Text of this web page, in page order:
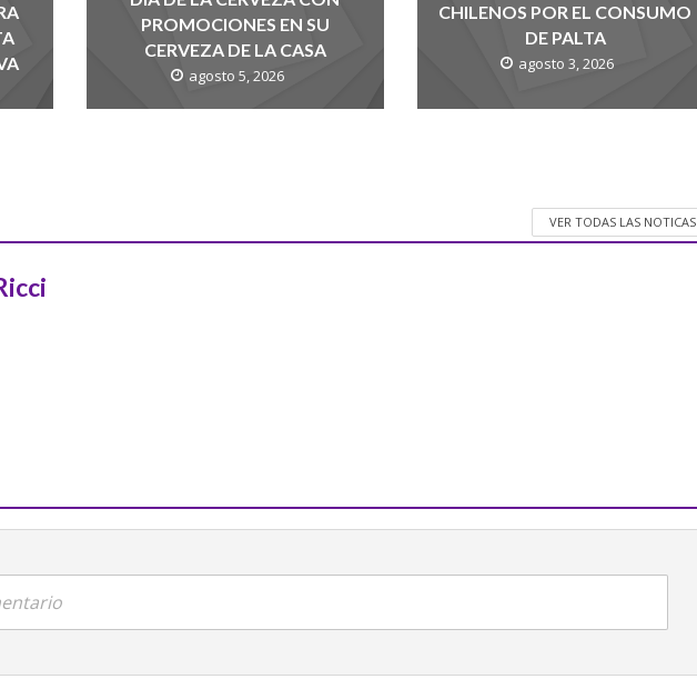
PROMOCIONES EN SU
CERVEZA DE LA CASA
agosto 5, 2026
CHILENOS POR EL CONSUMO
DE PALTA
agosto 3, 2026
VER TODAS LAS NOTICAS